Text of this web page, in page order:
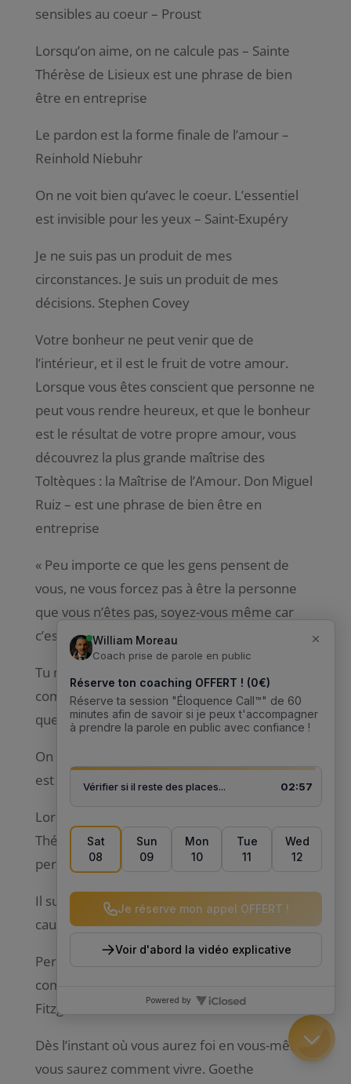
sensibles au coeur – Proust
Lorsqu’on aime, on ne calcule pas – Sainte
Thérèse de Lisieux est une phrase de bien
être en entreprise
Le pardon est la forme finale de l’amour –
Reinhold Niebuhr
On ne voit bien qu’avec le coeur. L’essentiel
est invisible pour les yeux – Saint-Exupéry
Je ne suis pas un produit de mes
circonstances. Je suis un produit de mes
décisions. Stephen Covey
Votre bonheur ne peut venir que de
l’intérieur, et il est le fruit de votre amour.
Lorsque vous êtes conscient que personne ne
peut vous rendre heureux, et que le bonheur
est le résultat de votre propre amour, vous
découvrez la plus grande maîtrise des
Toltèques : la Maîtrise de l’Amour. Don Miguel
Ruiz – est une phrase de bien être en
entreprise
« Peu importe ce que les gens pensent de
vous, ne vous forcez pas à être la personne
que vous n’êtes pas, soyez-vous même car
c’est ce qui vous rend unique. » –
Tu n’as pas besoin de quelqu’un qui te
complète. Tu as seulement besoin de
quelqu’un qui t’acceptera complètement.
On ne voit bien qu’avec le coeur. L’essentiel
est invisible pour les yeux – Saint-Exupéry –
Lorsqu’on aime, on ne calcule pas – Sainte
Thérèse de Lisieux, une citation de bien être
personnel
Il suffit d’un très petit degré d’espérance pour
causer la naissance de l’amour – Stendhal –
Personne n’a jamais c, pas même les poètes,
combien le coeur peut contenir. Zlda
Fitzgerald
Dès l’instant où vous aurez foi en vous-même,
vous saurez comment vivre. Goethe